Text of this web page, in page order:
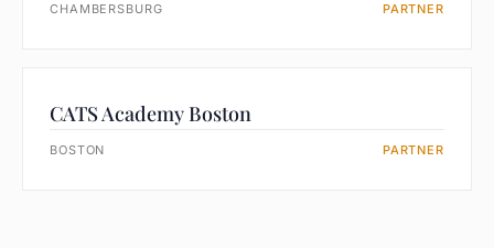
CHAMBERSBURG PARTNER
CATS Academy Boston
BOSTON PARTNER